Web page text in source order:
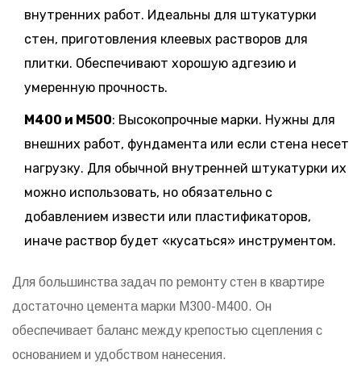
внутренних работ. Идеальны для штукатурки
стен, приготовления клеевых растворов для
плитки. Обеспечивают хорошую адгезию и
умеренную прочность.
М400 и М500: Высокопрочные марки. Нужны для
внешних работ, фундамента или если стена несет
нагрузку. Для обычной внутренней штукатурки их
можно использовать, но обязательно с
добавлением извести или пластификаторов,
иначе раствор будет «кусаться» инструментом.
Для большинства задач по ремонту стен в квартире
достаточно цемента марки М300-М400. Он
обеспечивает баланс между крепостью сцепления с
основанием и удобством нанесения.